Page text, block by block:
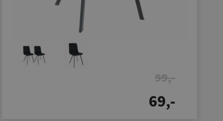
99,-
69,-